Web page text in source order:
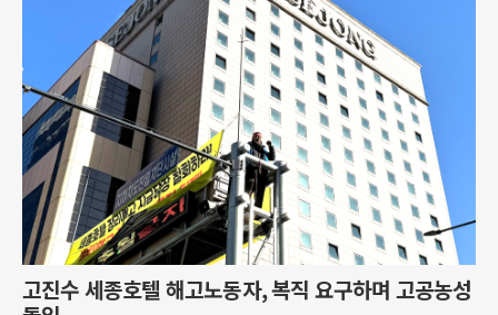
고진수 세종호텔 해고노동자, 복직 요구하며 고공농성